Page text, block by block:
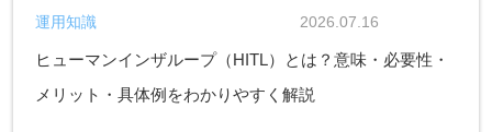
ヒューマンインザループ（HITL）とは？意味・必要性・
メリット・具体例をわかりやすく解説
2026.07.16
運用知識